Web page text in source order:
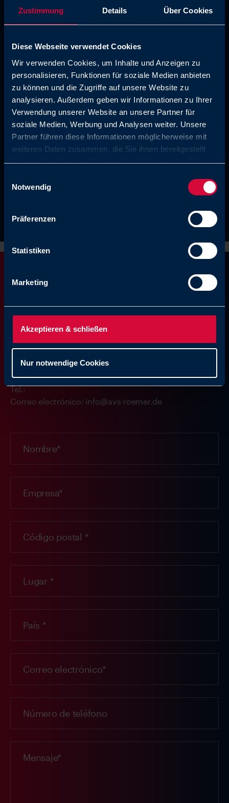
Zustimmung Details Über Cookies
Diese Webseite verwendet Cookies
Wir verwenden Cookies, um Inhalte und Anzeigen zu
personalisieren, Funktionen für soziale Medien anbieten
zu können und die Zugriffe auf unsere Website zu
analysieren. Außerdem geben wir Informationen zu Ihrer
Verwendung unserer Website an unsere Partner für
soziale Medien, Werbung und Analysen weiter. Unsere
Partner führen diese Informationen möglicherweise mit
weiteren Daten zusammen, die Sie ihnen bereitgestellt
haben oder die sie im Rahmen Ihrer Nutzung der Dienste
Cookies, wenn Sie unsere Webseite weiterhin nutzen.
Notwendig
Präferenzen
Statistiken
Marketing
Akzeptieren & schließen
Nur notwendige Cookies
Conforme con los requisitos
de la FDA y certificación de
NSF
alimentación, el agua potable y la ingeniería
¿Qué podemos hacer
por usted?
AVS Römer GmbH & Co. KG
Reismühle 3
94481 Grafenau (Alemania)
Tel.:+49 8552 4076 0
Correo electrónico: info@avs-roemer.de